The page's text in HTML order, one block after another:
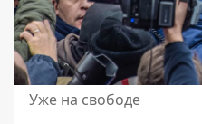
Уже на свободе